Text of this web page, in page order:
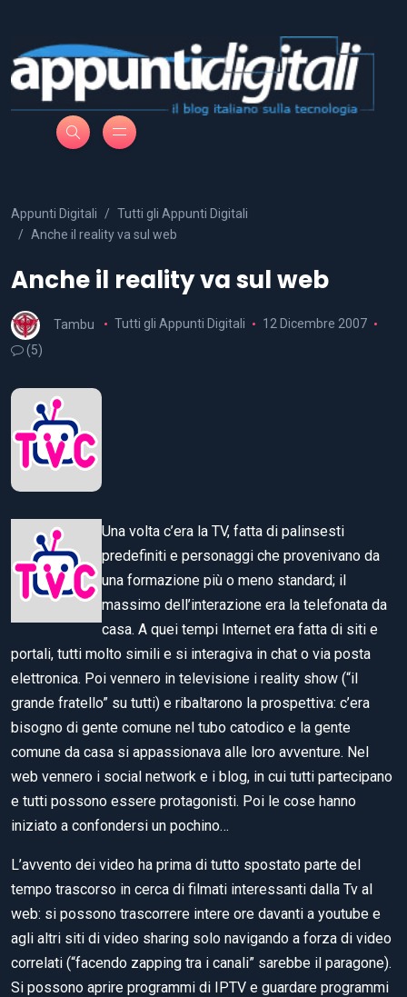
Appunti Digitali
Tutti gli Appunti Digitali
Anche il reality va sul web
Anche il reality va sul web
Tambu Tutti gli Appunti Digitali
12 Dicembre 2007
(5)
Una volta c’era la TV, fatta di palinsesti
predefiniti e personaggi che provenivano da
una formazione più o meno standard; il
massimo dell’interazione era la telefonata da
casa. A quei tempi Internet era fatta di siti e
portali, tutti molto simili e si interagiva in chat o via posta
elettronica. Poi vennero in televisione i reality show (“il
grande fratello” su tutti) e ribaltarono la prospettiva: c’era
bisogno di gente comune nel tubo catodico e la gente
comune da casa si appassionava alle loro avventure. Nel
web vennero i social network e i blog, in cui tutti partecipano
e tutti possono essere protagonisti. Poi le cose hanno
iniziato a confondersi un pochino…
L’avvento dei video ha prima di tutto spostato parte del
tempo trascorso in cerca di filmati interessanti dalla Tv al
web: si possono trascorrere intere ore davanti a youtube e
agli altri siti di video sharing solo navigando a forza di video
correlati (“facendo zapping tra i canali” sarebbe il paragone).
Si possono aprire programmi di IPTV e guardare programmi